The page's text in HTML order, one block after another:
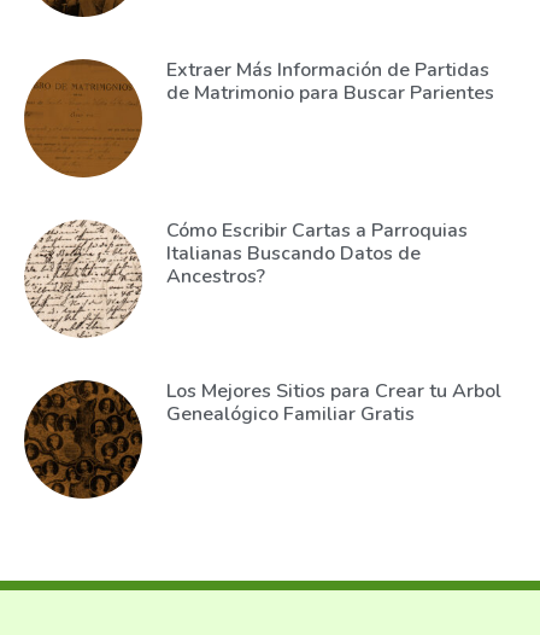
Extraer Más Información de Partidas
de Matrimonio para Buscar Parientes
Cómo Escribir Cartas a Parroquias
Italianas Buscando Datos de
Ancestros?
Los Mejores Sitios para Crear tu Arbol
Genealógico Familiar Gratis